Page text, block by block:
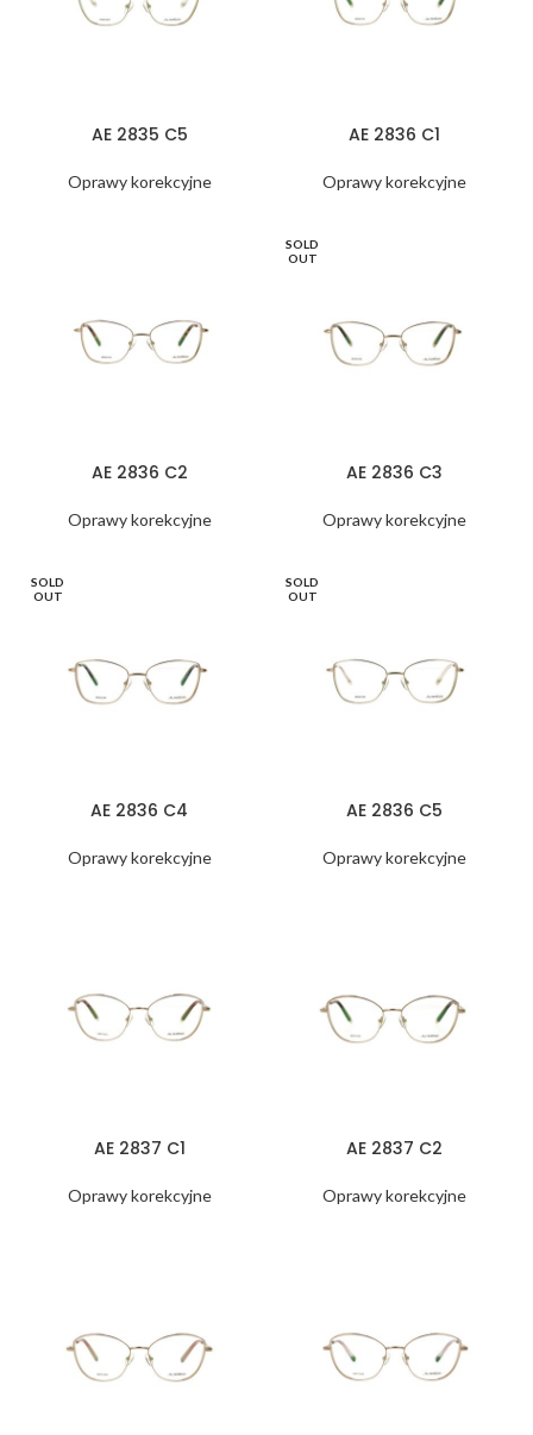
AE 2835 C5
Oprawy korekcyjne
AE 2836 C1
Oprawy korekcyjne
AE 2836 C2
Oprawy korekcyjne
SOLD
OUT
AE 2836 C3
Oprawy korekcyjne
SOLD
OUT
AE 2836 C4
Oprawy korekcyjne
SOLD
OUT
AE 2836 C5
Oprawy korekcyjne
AE 2837 C1
Oprawy korekcyjne
AE 2837 C2
Oprawy korekcyjne